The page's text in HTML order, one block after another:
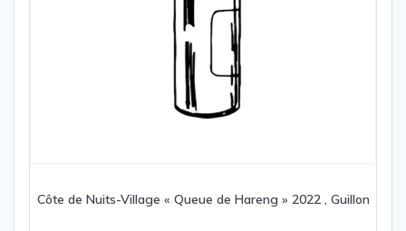
Côte de Nuits-Village « Queue de Hareng » 2022 , Guillon